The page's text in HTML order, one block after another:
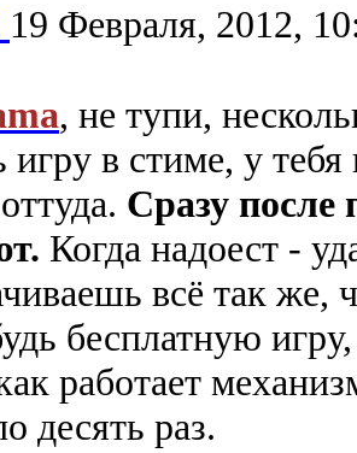
19 Февраля, 2012,
, не тупи,
в стиме, у
Сразу после
Когда надоест -
всё так же,
бесплатную
работает
десять раз.